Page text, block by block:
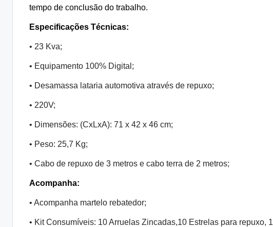
tempo de conclusão do trabalho.
Especificações Técnicas:
• 23 Kva;
• Equipamento 100% Digital;
• Desamassa lataria automotiva através de repuxo;
• 220V;
• Dimensões: (CxLxA): 71 x 42 x 46 cm;
• Peso: 25,7 Kg;
• Cabo de repuxo de 3 metros e cabo terra de 2 metros;
Acompanha:
• Acompanha martelo rebatedor;
• Kit Consumíveis: 10 Arruelas Zincadas,10 Estrelas para repuxo, 1